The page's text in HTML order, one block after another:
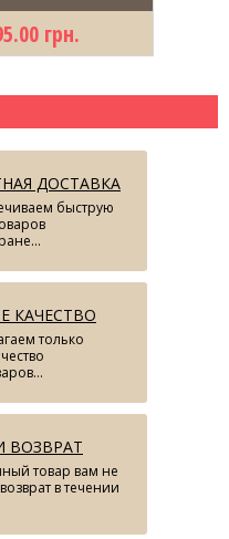
грн.
грн.
ДОСТАВКА
быструю
КАЧЕСТВО
только
ВОЗВРАТ
товар вам не
в течении